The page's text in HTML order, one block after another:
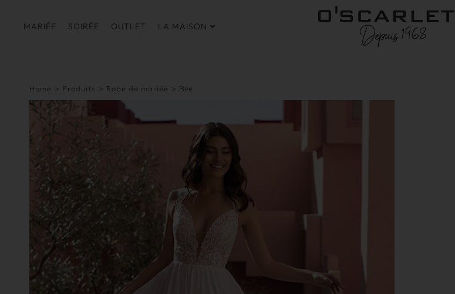
MARIÉE SOIRÉE OUTLET LA MAISON
Home > Produits > Robe de mariée > Bee